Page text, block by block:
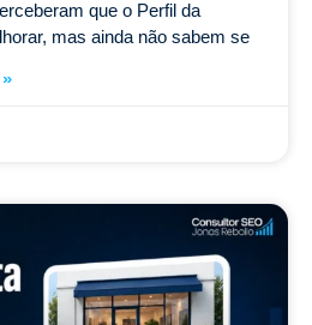
que o Perfil da
mas ainda não sabem se